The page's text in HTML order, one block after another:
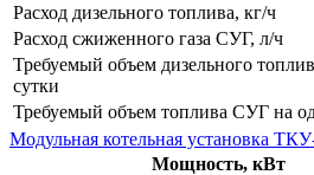
Расход дизельного топлива, кг/ч
Расход сжиженного газа СУГ, л/ч
Требуемый объем дизельного
сутки
Требуемый объем топлива СУГ на
Модульная котельная установка
Мощность, кВт